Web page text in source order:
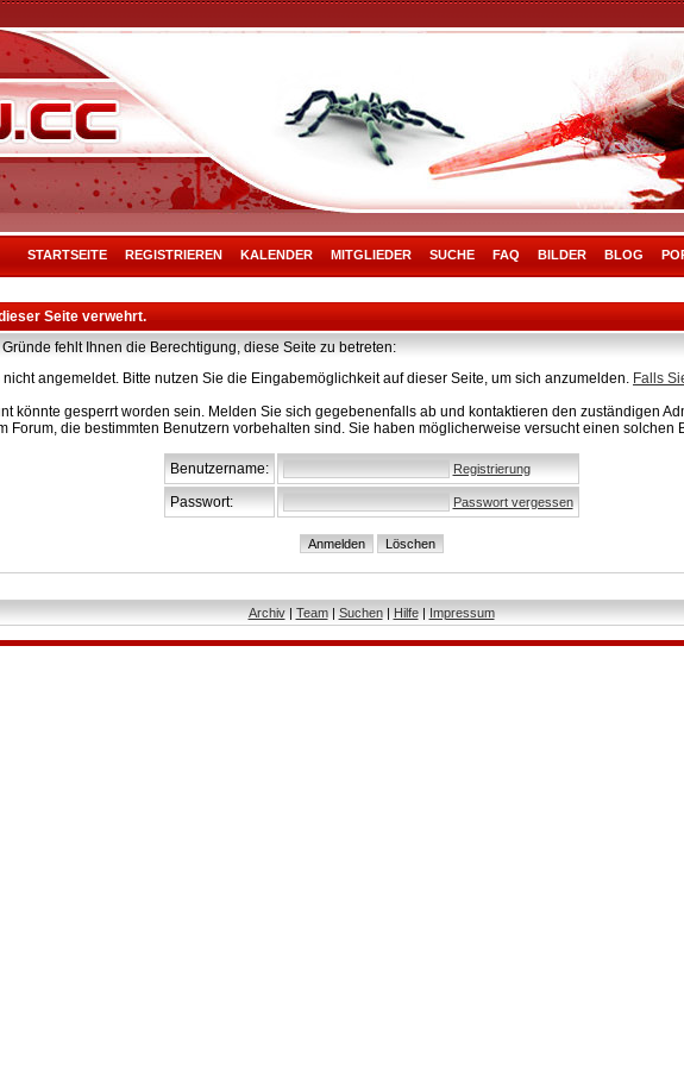
STARTSEITE REGISTRIEREN KALENDER MITGLIEDER SUCHE FAQ BILDER BLOG
Seite verwehrt.
fehlt Ihnen die Berechtigung, diese Seite zu betreten:
angemeldet. Bitte nutzen Sie die Eingabemöglichkeit auf dieser Seite, um sich anzumelden. Falls
könnte gesperrt worden sein. Melden Sie sich gegebenenfalls ab und kontaktieren den zuständigen
Forum, die bestimmten Benutzern vorbehalten sind. Sie haben möglicherweise versucht einen solchen
Benutzername: Registrierung
Passwort: Passwort vergessen
Archiv| Team| Suchen| Hilfe| Impressum